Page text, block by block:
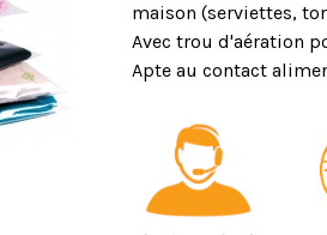
maison (serviettes,
Avec trou d'aération
Apte au contact